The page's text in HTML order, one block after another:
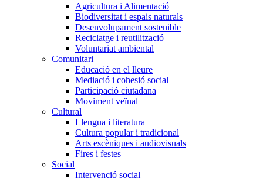
Agricultura i Alimentació
Biodiversitat i espais naturals
Desenvolupament sostenible
Reciclatge i reutilització
Voluntariat ambiental
Comunitari
Educació en el lleure
Mediació i cohesió social
Participació ciutadana
Moviment veïnal
Cultural
Llengua i literatura
Cultura popular i tradicional
Arts escèniques i audiovisuals
Fires i festes
Social
Intervenció social